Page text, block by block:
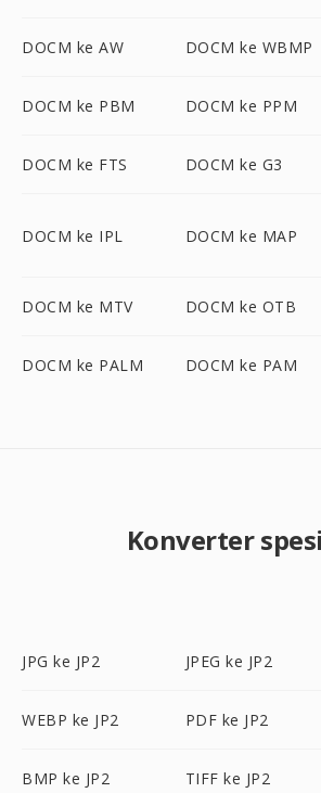
DOCM ke AW DOCM ke WBMP
DOCM ke PBM DOCM ke PPM
DOCM ke FTS DOCM ke G3
DOCM ke IPL DOCM ke MAP
DOCM ke MTV DOCM ke OTB
DOCM ke PALM DOCM ke PAM
Konverter
JPG ke JP2 JPEG ke JP2
WEBP ke JP2 PDF ke JP2
BMP ke JP2 TIFF ke JP2